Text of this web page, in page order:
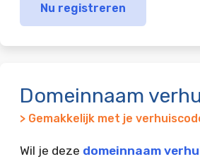
Nu registreren
Domeinnaam
> Gemakkelijk met je
Wil je deze domeinnaam